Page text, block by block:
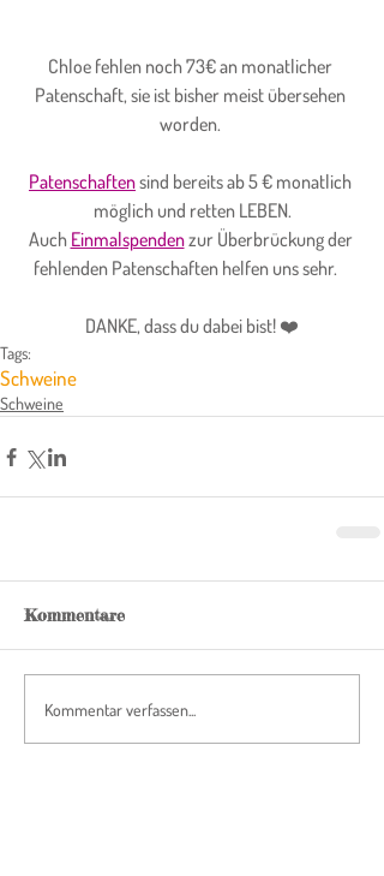
Chloe fehlen noch 73€ an monatlicher
Patenschaft, sie ist bisher meist übersehen
worden.
Patenschaften sind bereits ab 5 € monatlich
möglich und retten LEBEN.
Auch Einmalspenden zur Überbrückung der
fehlenden Patenschaften helfen uns sehr.
DANKE, dass du dabei bist! ❤️
Tags:
Schweine
Schweine
Kommentare
Kommentar verfassen...